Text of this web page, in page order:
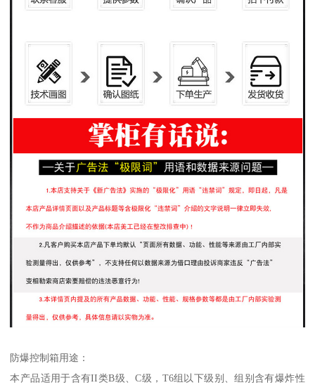
防爆控制箱用途：
本产品适用于含有II类B级、C级，T6组以下级别、组别含有爆炸性